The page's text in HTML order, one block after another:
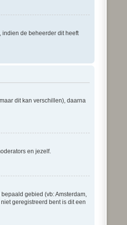
indien de beheerder dit heeft
dit kan verschillen), daarna
en jezelf.
gebied (vb: Amsterdam,
geregistreerd bent is dit een